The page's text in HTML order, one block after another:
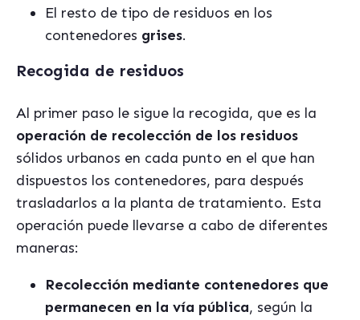
El resto de tipo de residuos en los
contenedores grises.
Recogida de residuos
Al primer paso le sigue la recogida, que es la
operación de recolección de los residuos
sólidos urbanos en cada punto en el que han
dispuestos los contenedores, para después
trasladarlos a la planta de tratamiento. Esta
operación puede llevarse a cabo de diferentes
maneras:
Recolección mediante contenedores que
permanecen en la vía pública, según la